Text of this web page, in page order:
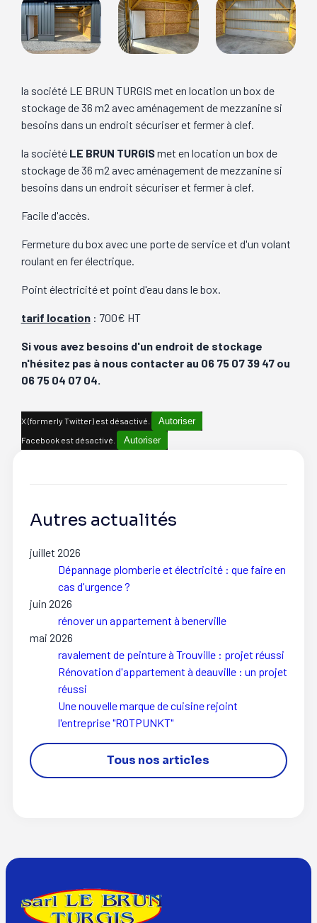
la société LE BRUN TURGIS met en location un box de
stockage de 36 m2 avec aménagement de mezzanine si
besoins dans un endroit sécuriser et fermer à clef.
la société LE BRUN TURGISmet en location un box de
stockage de 36 m2 avec aménagement de mezzanine si
besoins dans un endroit sécuriser et fermer à clef.
Facile d'accès.
Fermeture du box avec une porte de service et d'un volant
roulant en fer électrique.
Point électricité et point d'eau dans le box.
tarif location: 700€ HT
Si vous avez besoins d'un endroit de stockage
n'hésitez pas à nous contacter au 06 75 07 39 47 ou
06 75 04 07 04.
X (formerly Twitter) est désactivé. Autoriser
Facebook est désactivé. Autoriser
Autres actualités
juillet 2026
Dépannage plomberie et électricité : que faire en
cas d'urgence ?
juin 2026
rénover un appartement à benerville
mai 2026
ravalement de peinture à Trouville : projet réussi
Rénovation d'appartement à deauville : un projet
réussi
Une nouvelle marque de cuisine rejoint
l'entreprise "ROTPUNKT"
Tous nos articles